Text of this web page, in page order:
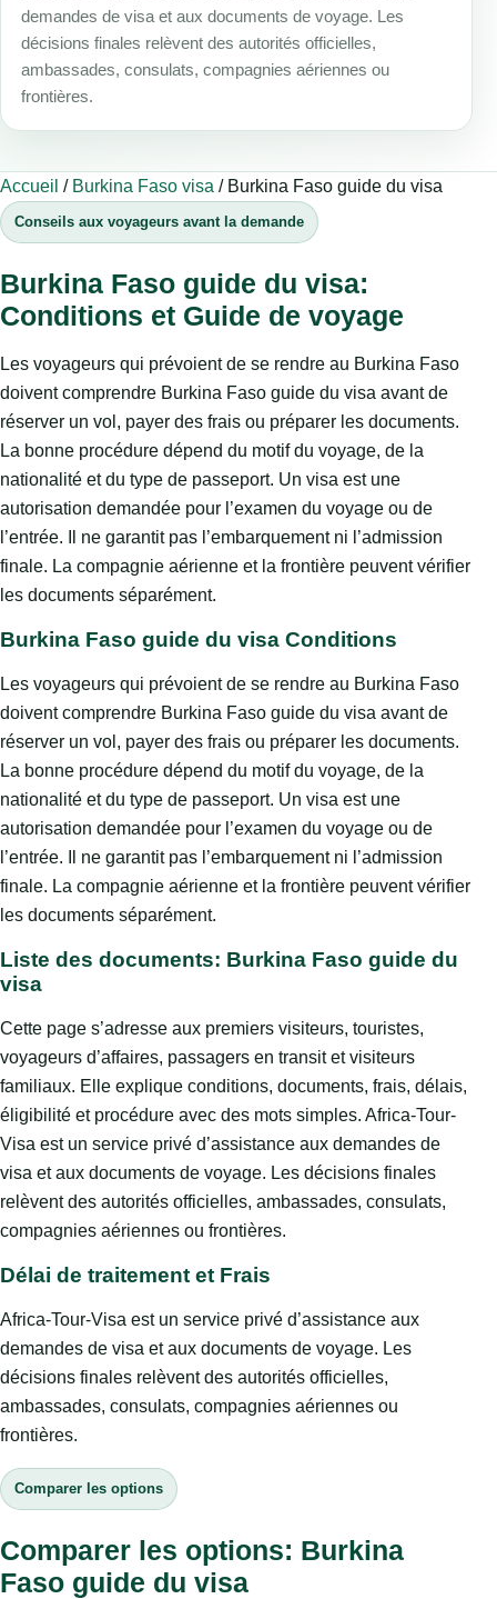
demandes de visa et aux documents de voyage. Les
décisions finales relèvent des autorités officielles,
ambassades, consulats, compagnies aériennes ou
frontières.
Accueil / Burkina Faso visa / Burkina Faso guide du visa
Conseils aux voyageurs avant la demande
Burkina Faso guide du visa:
Conditions et Guide de voyage
Les voyageurs qui prévoient de se rendre au Burkina Faso
doivent comprendre Burkina Faso guide du visa avant de
réserver un vol, payer des frais ou préparer les documents.
La bonne procédure dépend du motif du voyage, de la
nationalité et du type de passeport. Un visa est une
autorisation demandée pour l’examen du voyage ou de
l’entrée. Il ne garantit pas l’embarquement ni l’admission
finale. La compagnie aérienne et la frontière peuvent vérifier
les documents séparément.
Burkina Faso guide du visa Conditions
Les voyageurs qui prévoient de se rendre au Burkina Faso
doivent comprendre Burkina Faso guide du visa avant de
réserver un vol, payer des frais ou préparer les documents.
La bonne procédure dépend du motif du voyage, de la
nationalité et du type de passeport. Un visa est une
autorisation demandée pour l’examen du voyage ou de
l’entrée. Il ne garantit pas l’embarquement ni l’admission
finale. La compagnie aérienne et la frontière peuvent vérifier
les documents séparément.
Liste des documents: Burkina Faso guide du
visa
Cette page s’adresse aux premiers visiteurs, touristes,
voyageurs d’affaires, passagers en transit et visiteurs
familiaux. Elle explique conditions, documents, frais, délais,
éligibilité et procédure avec des mots simples. Africa-Tour-
Visa est un service privé d’assistance aux demandes de
visa et aux documents de voyage. Les décisions finales
relèvent des autorités officielles, ambassades, consulats,
compagnies aériennes ou frontières.
Délai de traitement et Frais
Africa-Tour-Visa est un service privé d’assistance aux
demandes de visa et aux documents de voyage. Les
décisions finales relèvent des autorités officielles,
ambassades, consulats, compagnies aériennes ou
frontières.
Comparer les options
Comparer les options: Burkina
Faso guide du visa